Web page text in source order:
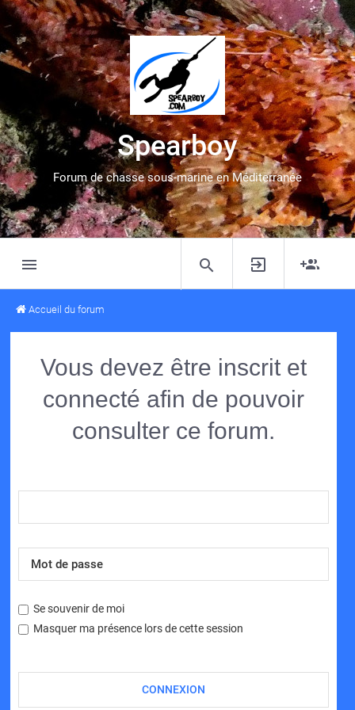
Spearboy
Forum de chasse sous-marine en Méditerranée
Accueil du forum
Vous devez être inscrit et
connecté afin de pouvoir
consulter ce forum.
Se souvenir de moi
Masquer ma présence lors de cette session